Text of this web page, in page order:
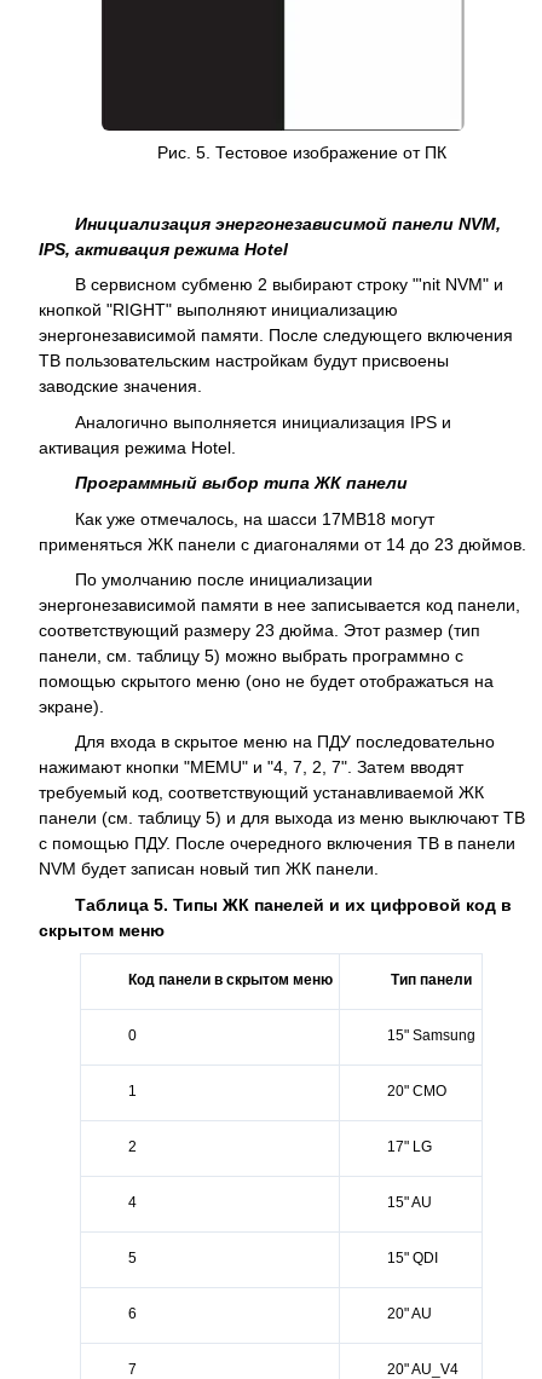
Рис. 5. Тестовое изображение от ПК
Инициализация энергонезависимой панели NVM,
IPS, активация режима Hotel
В сервисном субменю 2 выбирают строку "'nit NVM" и
кнопкой "RIGHT" выполняют инициализацию
энергонезависимой памяти. После следующего включения
ТВ пользовательским настройкам будут присвоены
заводские значения.
Аналогично выполняется инициализация IPS и
активация режима Hotel.
Программный выбор типа ЖК панели
Как уже отмечалось, на шасси 17МВ18 могут
применяться ЖК панели с диагоналями от 14 до 23 дюймов.
По умолчанию после инициализации
энергонезависимой памяти в нее записывается код панели,
соответствующий размеру 23 дюйма. Этот размер (тип
панели, см. таблицу 5) можно выбрать программно с
помощью скрытого меню (оно не будет отображаться на
экране).
Для входа в скрытое меню на ПДУ последовательно
нажимают кнопки "MEMU" и "4, 7, 2, 7". Затем вводят
требуемый код, соответствующий устанавливаемой ЖК
панели (см. таблицу 5) и для выхода из меню выключают ТВ
с помощью ПДУ. После очередного включения ТВ в панели
NVM будет записан новый тип ЖК панели.
Таблица 5. Типы ЖК панелей и их цифровой код в
скрытом меню
Код панели в скрытом меню Тип панели
0 15" Samsung
1 20" CMO
2 17" LG
4 15" AU
5 15" QDI
6 20" AU
7 20" AU_V4